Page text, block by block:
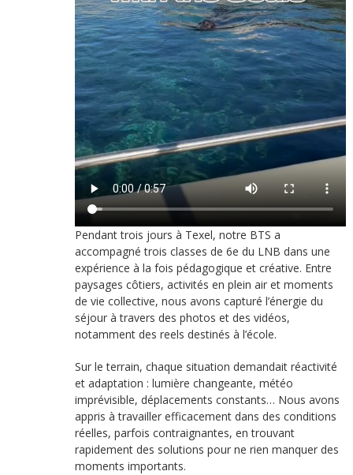
Pendant trois jours à Texel, notre BTS a
accompagné trois classes de 6e du LNB dans une
expérience à la fois pédagogique et créative. Entre
paysages côtiers, activités en plein air et moments
de vie collective, nous avons capturé l’énergie du
séjour à travers des photos et des vidéos,
notamment des reels destinés à l’école.
Sur le terrain, chaque situation demandait réactivité
et adaptation : lumière changeante, météo
imprévisible, déplacements constants… Nous avons
appris à travailler efficacement dans des conditions
réelles, parfois contraignantes, en trouvant
rapidement des solutions pour ne rien manquer des
moments importants.